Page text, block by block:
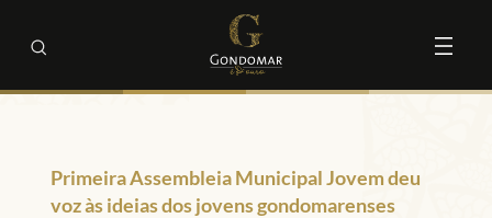
Primeira Assembleia Municipal Jovem deu
voz às ideias dos jovens gondomarenses